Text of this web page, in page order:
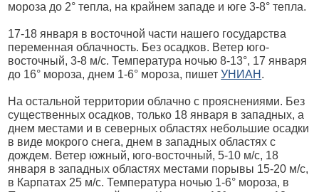
мороза до 2° тепла, на крайнем западе и юге 3-8° тепла.
17-18 января в восточной части нашего государства
переменная облачность. Без осадков. Ветер юго-
восточный, 3-8 м/с. Температура ночью 8-13°, 17 января
до 16° мороза, днем 1-6° мороза, пишетУНИАН .
На остальной территории облачно с прояснениями. Без
существенных осадков, только 18 января в западных, а
днем местами и в северных областях небольшие осадки
в виде мокрого снега, днем в западных областях с
дождем. Ветер южный, юго-восточный, 5-10 м/с, 18
января в западных областях местами порывы 15-20 м/с,
в Карпатах 25 м/с. Температура ночью 1-6° мороза, в